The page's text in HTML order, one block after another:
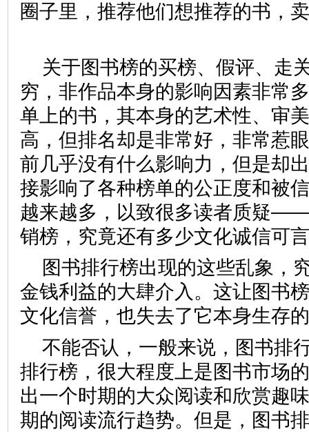
圈子里，推荐他们想推荐的书
关于图书榜的买榜、假评、走
穷，非作品本身的影响因素非常
单上的书，其本身的艺术性、审
高，但排名却是非常好，非常惹
前几乎没有什么影响力，但是却
接影响了各种榜单的公正度和被
越来越多，以致很多读者质疑
销榜，究竟还有多少文化诚
图书排行榜出现的这些乱象，
金钱利益的大肆介入。这让图书
文化信誉，也失去了它本身
不能否认，一般来说，图书排
排行榜，很大程度上是图书市场
出一个时期的大众阅读和欣赏趣
期的阅读流行趋势。但是，图书